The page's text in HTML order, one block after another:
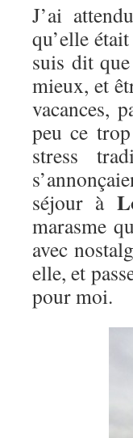
J’ai
qu’elle était
suis dit
mieux, et
vacances,
peu ce
stress
séjour à
marasme
avec
elle, et
pour moi.